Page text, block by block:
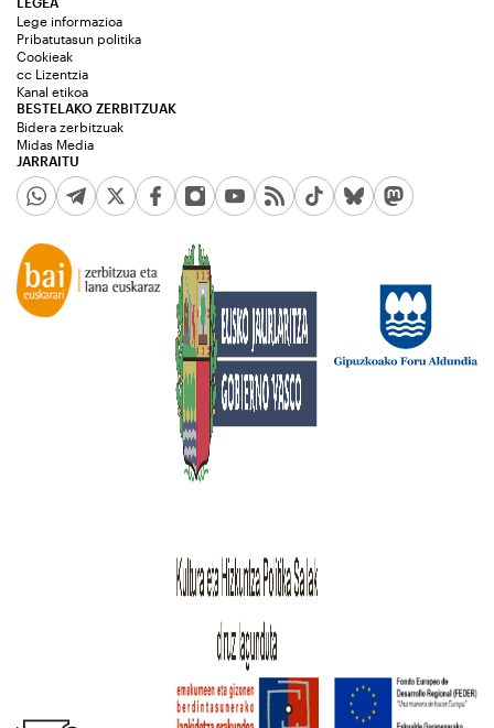
JARRAITU
Lege informazioa
Pribatutasun politika
Cookieak
cc Lizentzia
Kanal etikoa
BESTELAKO ZERBITZUAK
Bidera zerbitzuak
Midas Media